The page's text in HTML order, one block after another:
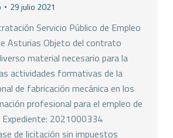
29 julio 2021
Servicio Público de Empleo
Asturias Objeto del contrato
material necesario para la
actividades formativas de la
de fabricación mecánica en los
profesional para el empleo de
2021000334
de licitación sin impuestos